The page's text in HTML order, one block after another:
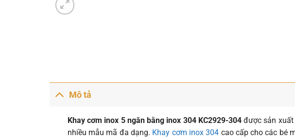
Mô tả
Khay cơm inox 5 ngăn bằng inox 304 KC2929-304được sản xuất
nhiều mẫu mã đa dạng. Khay cơm inox 304 cao cấp cho các bé